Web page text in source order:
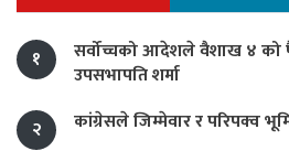
१
सर्वोच्चको आदेशले वैशाख ४
उपसभापति शर्मा
२
कांग्रेसले जिम्मेवार र परिपक्व